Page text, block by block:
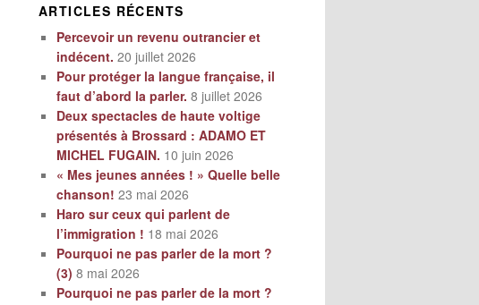
ARTICLES RÉCENTS
Percevoir un revenu outrancier et
indécent. 20 juillet 2026
Pour protéger la langue française, il
faut d’abord la parler. 8 juillet 2026
Deux spectacles de haute voltige
présentés à Brossard : ADAMO ET
MICHEL FUGAIN. 10 juin 2026
« Mes jeunes années ! » Quelle belle
chanson! 23 mai 2026
Haro sur ceux qui parlent de
l’immigration ! 18 mai 2026
Pourquoi ne pas parler de la mort ?
(3) 8 mai 2026
Pourquoi ne pas parler de la mort ?